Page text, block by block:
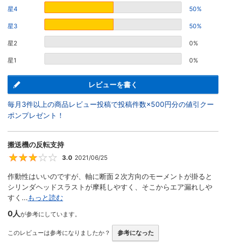
星4 50%
星3 50%
星2 0%
星1 0%
レビューを書く
毎月3件以上の商品レビュー投稿で投稿件数×500円分の値引クー
ポンプレゼント！
搬送機の反転支持
3
3.0 2021/06/25
作動性はいいのですが、軸に断面２次方向のモーメントが掛ると
シリンダヘッドスラストが摩耗しやすく、そこからエア漏れしや
すく...もっと読む
0人が参考にしています。
このレビューは参考になりましたか？ 参考になった